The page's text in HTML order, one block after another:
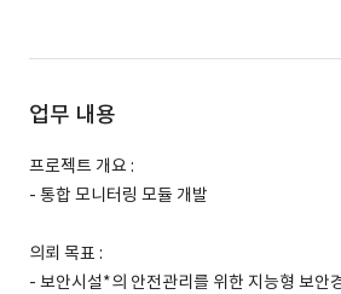
업무 내용
프로젝트 개요 :
- 통합 모니터링 모듈 개발
의뢰 목표 :
- 보안시설*의 안전관리를 위한 지능형 보안